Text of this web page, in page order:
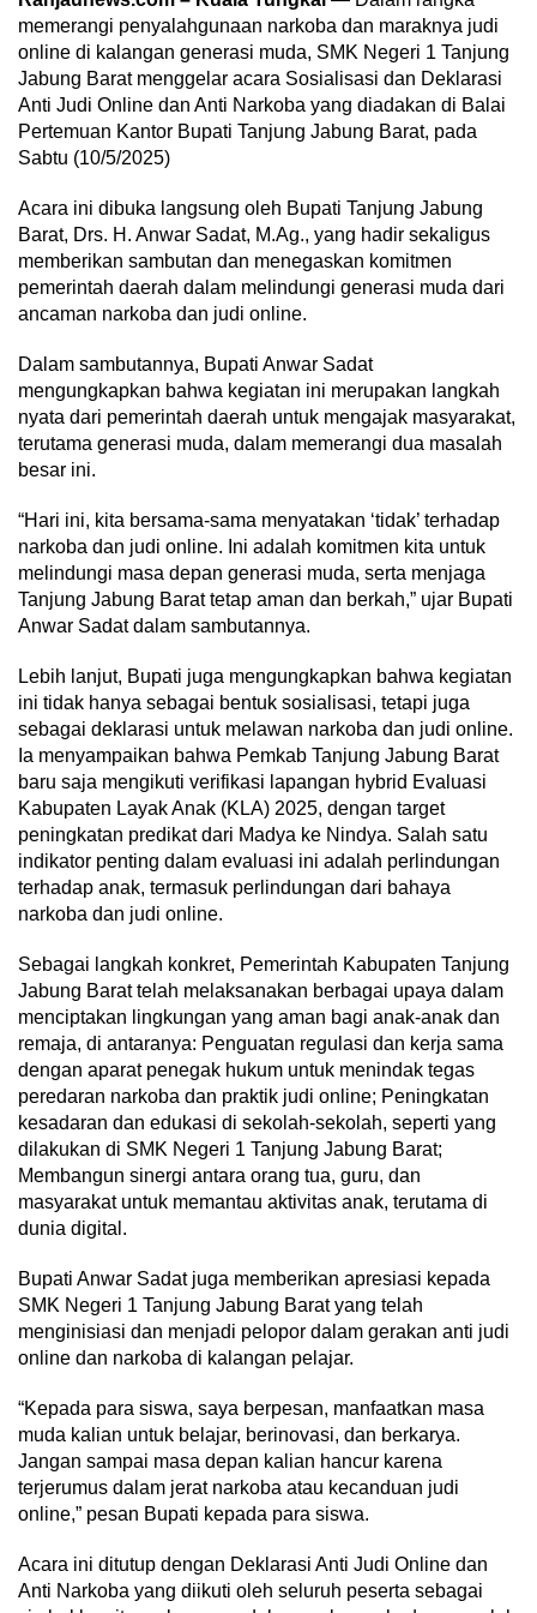
memerangi penyalahgunaan narkoba dan maraknya judi
online di kalangan generasi muda, SMK Negeri 1 Tanjung
Jabung Barat menggelar acara Sosialisasi dan Deklarasi
Anti Judi Online dan Anti Narkoba yang diadakan di Balai
Pertemuan Kantor Bupati Tanjung Jabung Barat, pada
Sabtu (10/5/2025)
Acara ini dibuka langsung oleh Bupati Tanjung Jabung
Barat, Drs. H. Anwar Sadat, M.Ag., yang hadir sekaligus
memberikan sambutan dan menegaskan komitmen
pemerintah daerah dalam melindungi generasi muda dari
ancaman narkoba dan judi online.
Dalam sambutannya, Bupati Anwar Sadat
mengungkapkan bahwa kegiatan ini merupakan langkah
nyata dari pemerintah daerah untuk mengajak masyarakat,
terutama generasi muda, dalam memerangi dua masalah
besar ini.
“Hari ini, kita bersama-sama menyatakan ‘tidak’ terhadap
narkoba dan judi online. Ini adalah komitmen kita untuk
melindungi masa depan generasi muda, serta menjaga
Tanjung Jabung Barat tetap aman dan berkah,” ujar Bupati
Anwar Sadat dalam sambutannya.
Lebih lanjut, Bupati juga mengungkapkan bahwa kegiatan
ini tidak hanya sebagai bentuk sosialisasi, tetapi juga
sebagai deklarasi untuk melawan narkoba dan judi online.
Ia menyampaikan bahwa Pemkab Tanjung Jabung Barat
baru saja mengikuti verifikasi lapangan hybrid Evaluasi
Kabupaten Layak Anak (KLA) 2025, dengan target
peningkatan predikat dari Madya ke Nindya. Salah satu
indikator penting dalam evaluasi ini adalah perlindungan
terhadap anak, termasuk perlindungan dari bahaya
narkoba dan judi online.
Sebagai langkah konkret, Pemerintah Kabupaten Tanjung
Jabung Barat telah melaksanakan berbagai upaya dalam
menciptakan lingkungan yang aman bagi anak-anak dan
remaja, di antaranya: Penguatan regulasi dan kerja sama
dengan aparat penegak hukum untuk menindak tegas
peredaran narkoba dan praktik judi online; Peningkatan
kesadaran dan edukasi di sekolah-sekolah, seperti yang
dilakukan di SMK Negeri 1 Tanjung Jabung Barat;
Membangun sinergi antara orang tua, guru, dan
masyarakat untuk memantau aktivitas anak, terutama di
dunia digital.
Bupati Anwar Sadat juga memberikan apresiasi kepada
SMK Negeri 1 Tanjung Jabung Barat yang telah
menginisiasi dan menjadi pelopor dalam gerakan anti judi
online dan narkoba di kalangan pelajar.
“Kepada para siswa, saya berpesan, manfaatkan masa
muda kalian untuk belajar, berinovasi, dan berkarya.
Jangan sampai masa depan kalian hancur karena
terjerumus dalam jerat narkoba atau kecanduan judi
online,” pesan Bupati kepada para siswa.
Acara ini ditutup dengan Deklarasi Anti Judi Online dan
Anti Narkoba yang diikuti oleh seluruh peserta sebagai